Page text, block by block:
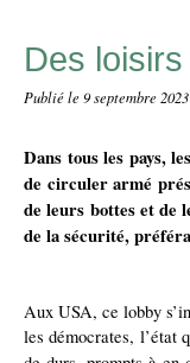
Des
Publié le 9 septembre 2023
Dans tous les pays,
de circuler armé
de leurs bottes et de
de la sécurité,
Aux USA, ce lobby
les démocrates, l’état